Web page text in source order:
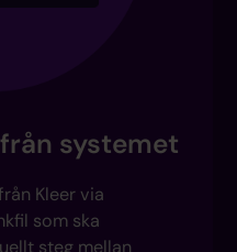
systemet
Kleer via
som ska
steg mellan